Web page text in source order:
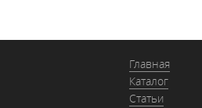
Главная
Каталог
Статьи